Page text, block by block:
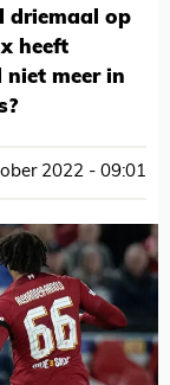
driemaal op
heeft
meer in
2022 - 09:01